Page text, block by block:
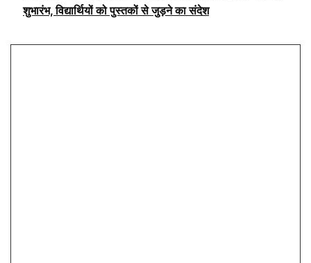
शुभारंभ, विद्यार्थियों को पुस्तकों से जुड़ने का संदेश